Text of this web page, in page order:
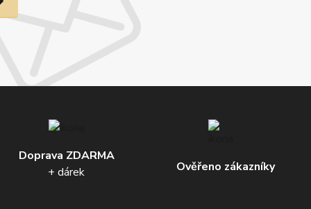
Doprava ZDARMA
+ dárek
Ověřeno zákazníky